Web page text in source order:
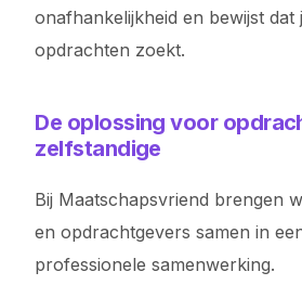
onafhankelijkheid en bewijst dat
opdrachten zoekt.
De oplossing voor
zelfstandige
Bij Maatschapsvriend brengen
en opdrachtgevers samen in
professionele samenwerking.